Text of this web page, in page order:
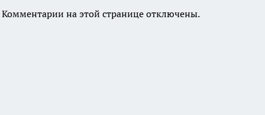
Комментарии на этой странице отключены.